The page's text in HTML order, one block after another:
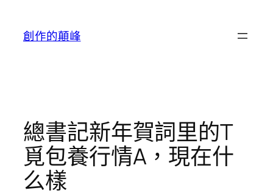
創作的顛峰
總書記新年賀詞里的T
覓包養行情A，現在什
么樣